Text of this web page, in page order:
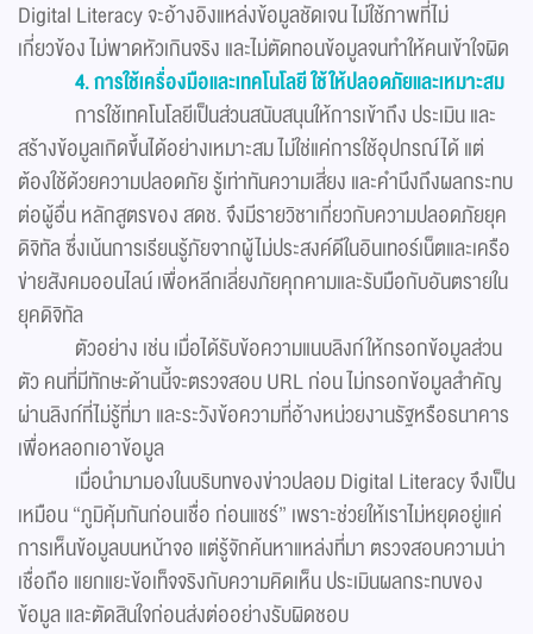
Digital Literacy จะอ้างอิงแหล่งข้อมูลชัดเจน ไม่ใช้ภาพที่ไม่
เกี่ยวข้อง ไม่พาดหัวเกินจริง และไม่ตัดทอนข้อมูลจนทำให้คนเข้าใจผิด
4. การใช้เครื่องมือและเทคโนโลยี ใช้ให้ปลอดภัยและเหมาะสม
การใช้เทคโนโลยีเป็นส่วนสนับสนุนให้การเข้าถึง ประเมิน และ
สร้างข้อมูลเกิดขึ้นได้อย่างเหมาะสม ไม่ใช่แค่การใช้อุปกรณ์ได้ แต่
ต้องใช้ด้วยความปลอดภัย รู้เท่าทันความเสี่ยง และคำนึงถึงผลกระทบ
ต่อผู้อื่น หลักสูตรของ สดช. จึงมีรายวิชาเกี่ยวกับความปลอดภัยยุค
ดิจิทัล ซึ่งเน้นการเรียนรู้ภัยจากผู้ไม่ประสงค์ดีในอินเทอร์เน็ตและเครือ
ข่ายสังคมออนไลน์ เพื่อหลีกเลี่ยงภัยคุกคามและรับมือกับอันตรายใน
ยุคดิจิทัล
ตัวอย่าง เช่น เมื่อได้รับข้อความแนบลิงก์ให้กรอกข้อมูลส่วน
ตัว คนที่มีทักษะด้านนี้จะตรวจสอบ URL ก่อน ไม่กรอกข้อมูลสำคัญ
ผ่านลิงก์ที่ไม่รู้ที่มา และระวังข้อความที่อ้างหน่วยงานรัฐหรือธนาคาร
เพื่อหลอกเอาข้อมูล
เมื่อนำมามองในบริบทของข่าวปลอม Digital Literacy จึงเป็น
เหมือน “ภูมิคุ้มกันก่อนเชื่อ ก่อนแชร์” เพราะช่วยให้เราไม่หยุดอยู่แค่
การเห็นข้อมูลบนหน้าจอ แต่รู้จักค้นหาแหล่งที่มา ตรวจสอบความน่า
เชื่อถือ แยกแยะข้อเท็จจริงกับความคิดเห็น ประเมินผลกระทบของ
ข้อมูล และตัดสินใจก่อนส่งต่ออย่างรับผิดชอบ